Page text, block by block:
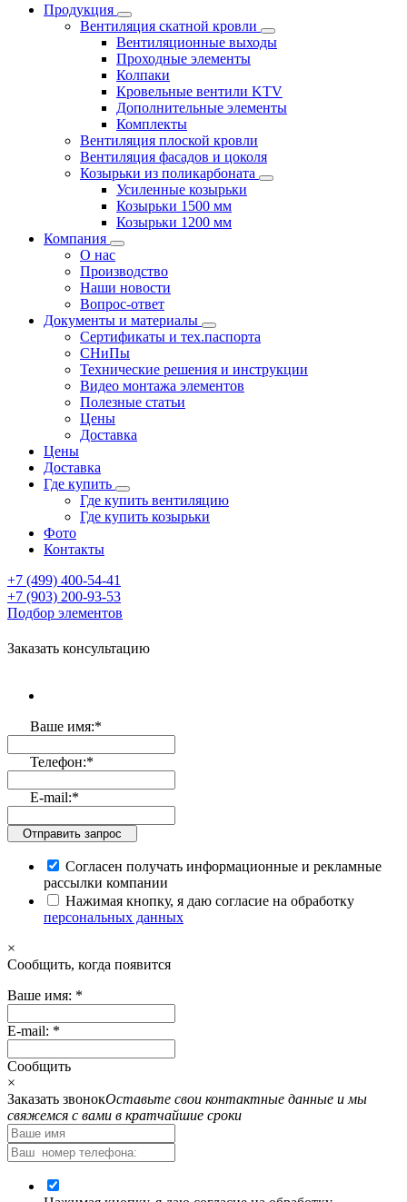
Продукция
Вентиляция скатной кровли
Вентиляционные выходы
Проходные элементы
Колпаки
Кровельные вентили KTV
Дополнительные элементы
Комплекты
Вентиляция плоской кровли
Вентиляция фасадов и цоколя
Козырьки из поликарбоната
Усиленные козырьки
Козырьки 1500 мм
Козырьки 1200 мм
Компания
О нас
Производство
Наши новости
Вопрос-ответ
Документы и материалы
Сертификаты и тех.паспорта
СНиПы
Технические решения и инструкции
Видео монтажа элементов
Полезные статьи
Цены
Доставка
Цены
Доставка
Где купить
Где купить вентиляцию
Где купить козырьки
Фото
Контакты
+7 (499) 400-54-41
+7 (903) 200-93-53
Подбор элементов
Заказать консультацию
Ваше имя:*
Телефон:*
E-mail:*
Отправить запрос
Согласен получать информационные и рекламные
рассылки компании
Нажимая кнопку, я даю согласие на обработку
персональных данных
×
Cообщить, когда появится
Ваше имя: *
E-mail: *
Cообщить
×
Заказать звонокОставьте свои контактные данные и мы
свяжемся с вами в кратчайшие сроки